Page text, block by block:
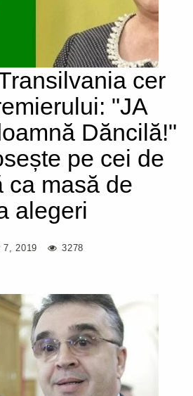
cer
"JA
Dăncilă!"
pe cei de
ca masă de
alegeri
7, 2019 3278